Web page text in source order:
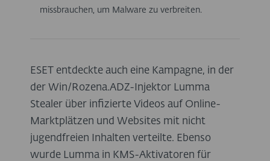
missbrauchen, um Malware zu verbreiten.
ESET entdeckte auch eine Kampagne, in der
der Win/Rozena.ADZ-Injektor Lumma
Stealer über infizierte Videos auf Online-
Marktplätzen und Websites mit nicht
jugendfreien Inhalten verteilte. Ebenso
wurde Lumma in KMS-Aktivatoren für